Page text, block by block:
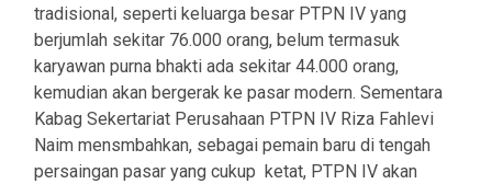
tradisional, seperti keluarga besar PTPN IV yang
berjumlah sekitar 76.000 orang, belum termasuk
karyawan purna bhakti ada sekitar 44.000 orang,
kemudian akan bergerak ke pasar modern. Sementara
Kabag Sekertariat Perusahaan PTPN IV Riza Fahlevi
Naim mensmbahkan, sebagai pemain baru di tengah
persaingan pasar yang cukup ketat, PTPN IV akan